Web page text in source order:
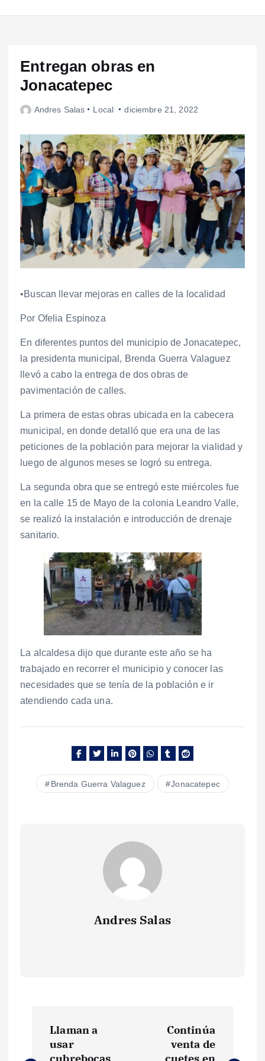
Entregan obras en
Jonacatepec
Andres Salas Local diciembre 21, 2022
•Buscan llevar mejoras en calles de la localidad
Por Ofelia Espinoza
En diferentes puntos del municipio de Jonacatepec,
la presidenta municipal, Brenda Guerra Valaguez
llevó a cabo la entrega de dos obras de
pavimentación de calles.
La primera de estas obras ubicada en la cabecera
municipal, en donde detalló que era una de las
peticiones de la población para mejorar la vialidad y
luego de algunos meses se logró su entrega.
La segunda obra que se entregó este miércoles fue
en la calle 15 de Mayo de la colonia Leandro Valle,
se realizó la instalación e introducción de drenaje
sanitario.
La alcaldesa dijo que durante este año se ha
trabajado en recorrer el municipio y conocer las
necesidades que se tenía de la población e ir
atendiendo cada una.
Brenda Guerra Valaguez Jonacatepec
Andres Salas
Llaman a
usar
cubrebocas
Continúa
venta de
cuetes en